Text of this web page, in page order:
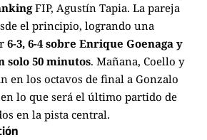
FIP, Agustín Tapia. La pareja
el principio, logrando una
6-3, 6-4 sobre Enrique Goenaga y
solo 50 minutos. Mañana, Coello y
en los octavos de final a Gonzalo
lo que será el último partido de
en la pista central.